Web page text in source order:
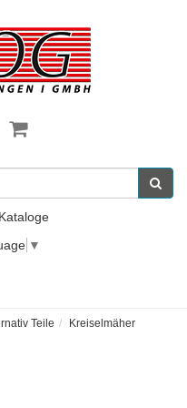
▼
Teile
Kreiselmäher